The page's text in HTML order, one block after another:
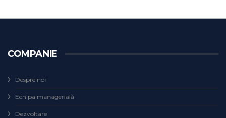
COMPANIE
Despre noi
Echipa managerială
Dezvoltare